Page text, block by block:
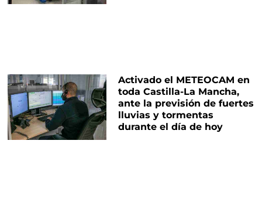
Activado el METEOCAM en
toda Castilla-La Mancha,
ante la previsión de fuertes
lluvias y tormentas
durante el día de hoy